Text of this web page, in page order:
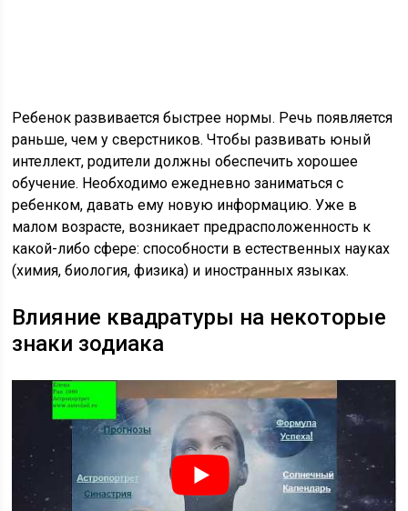
Ребенок развивается быстрее нормы. Речь появляется
раньше, чем у сверстников. Чтобы развивать юный
интеллект, родители должны обеспечить хорошее
обучение. Необходимо ежедневно заниматься с
ребенком, давать ему новую информацию. Уже в
малом возрасте, возникает предрасположенность к
какой-либо сфере: способности в естественных науках
(химия, биология, физика) и иностранных языках.
Влияние квадратуры на некоторые
знаки зодиака